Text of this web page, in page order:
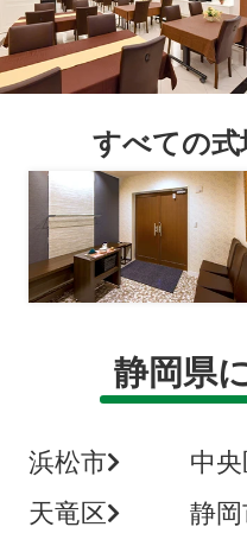
すべての式
静岡県
浜松市 中央
天竜区
静岡